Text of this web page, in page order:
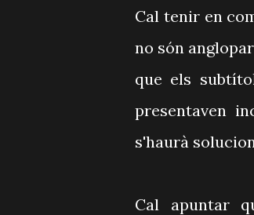
Cal tenir en
no són
que els
presentaven
s'haurà
Cal apuntar